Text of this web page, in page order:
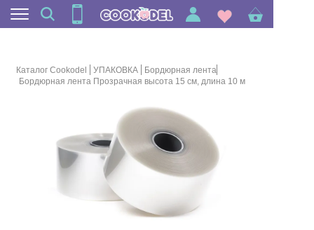
Каталог Cookodel УПАКОВКА
Бордюрная лента
Бордюрная лента Прозрачная высота 15 см, длина 10 м